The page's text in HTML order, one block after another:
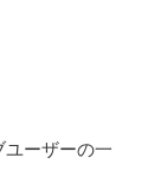
ユーザーの一